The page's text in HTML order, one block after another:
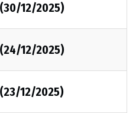
12/2025)
12/2025)
12/2025)